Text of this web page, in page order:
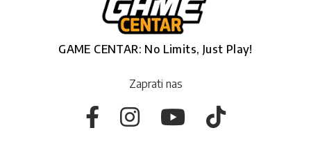
GAME CENTAR: No Limits, Just Play!
Zaprati nas